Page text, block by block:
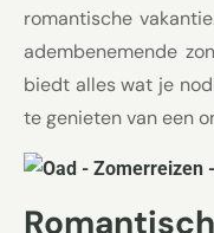
romantische
adembenemende
biedt alles wat je
te genieten van een